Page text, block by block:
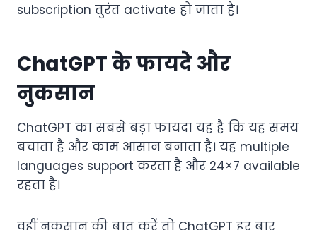
subscription तुरंत activate हो जाता है।
ChatGPT के फायदे और
नुकसान
ChatGPT का सबसे बड़ा फायदा यह है कि यह समय
बचाता है और काम आसान बनाता है। यह multiple
languages support करता है और 24×7 available
रहता है।
वहीं नुकसान की बात करें तो ChatGPT हर बार